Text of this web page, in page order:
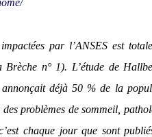
par l’ANSES est
n° 1). L’étude de
déjà 50 % de la
problèmes de sommeil,
chaque jour que sont